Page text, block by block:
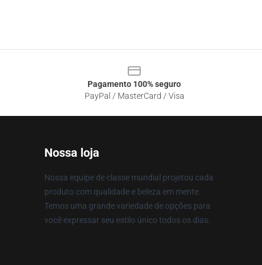
Pagamento 100% seguro
PayPal / MasterCard / Visa
Nossa loja
Nossa equipe de classe mundial projetou cada
produto com qualidade e beleza em mente.
Temos uma grande variedade de opções para
você expressar seu estilo único todos os dias.